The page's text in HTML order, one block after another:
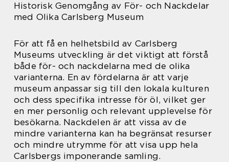
Historisk Genomgång av För- och Nackdelar
med Olika Carlsberg Museum
För att få en helhetsbild av Carlsberg
Museums utveckling är det viktigt att förstå
både för- och nackdelarna med de olika
varianterna. En av fördelarna är att varje
museum anpassar sig till den lokala kulturen
och dess specifika intresse för öl, vilket ger
en mer personlig och relevant upplevelse för
besökarna. Nackdelen är att vissa av de
mindre varianterna kan ha begränsat resurser
och mindre utrymme för att visa upp hela
Carlsbergs imponerande samling.